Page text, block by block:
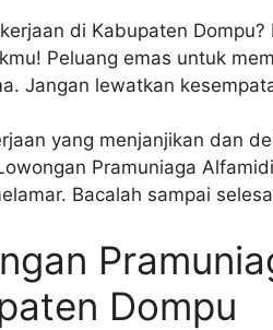
di Kabupaten
Peluang emas untuk
Jangan lewatkan
yang menjanjikan dan
Pramuniaga
Bacalah sampai
Dompu